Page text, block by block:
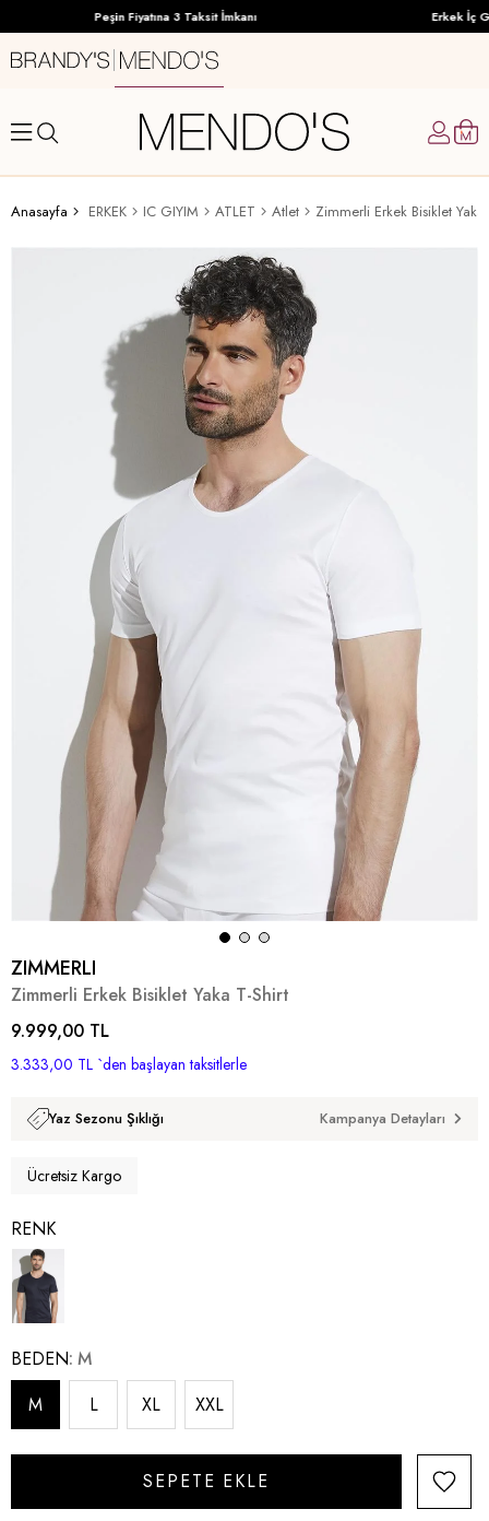
Peşin Fiyatına 3 Taksit İmkanı Erkek İç
Anasayfa ERKEK IC GIYIM ATLET Atlet Zimmerli Erkek Bisiklet Yaka
ZIMMERLI
Zimmerli Erkek Bisiklet Yaka T-Shirt
9.999,00 TL
3.333,00 TL `den başlayan taksitlerle
Yaz Sezonu Şıklığı Kampanya Detayları
Ücretsiz Kargo
RENK
BEDEN M
M
L XL XXL